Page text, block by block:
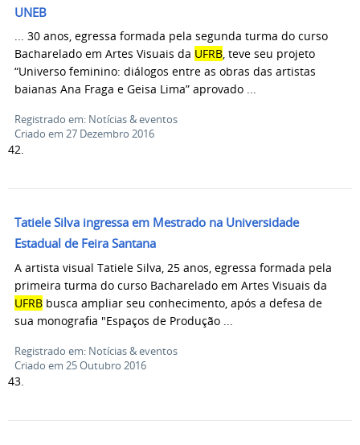
UNEB
... 30 anos, egressa formada pela segunda turma do curso
Bacharelado em Artes Visuais da UFRB, teve seu projeto
“Universo feminino: diálogos entre as obras das artistas
baianas Ana Fraga e Geisa Lima” aprovado ...
Registrado em: Notícias & eventos
Criado em 27 Dezembro 2016
42.
Tatiele Silva ingressa em Mestrado na Universidade
Estadual de Feira Santana
A artista visual Tatiele Silva, 25 anos, egressa formada pela
primeira turma do curso Bacharelado em Artes Visuais da
UFRB busca ampliar seu conhecimento, após a defesa de
sua monografia "Espaços de Produção ...
Registrado em: Notícias & eventos
Criado em 25 Outubro 2016
43.